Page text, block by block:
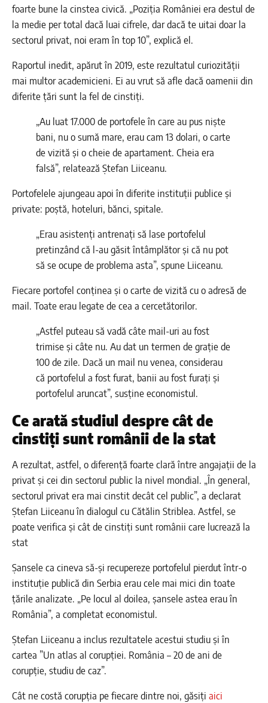
foarte bune la cinstea civică. „Poziția României era destul de
la medie per total dacă luai cifrele, dar dacă te uitai doar la
sectorul privat, noi eram în top 10”, explică el.
Raportul inedit, apărut în 2019, este rezultatul curiozității
mai multor academicieni. Ei au vrut să afle dacă oamenii din
diferite țări sunt la fel de cinstiți.
„Au luat 17.000 de portofele în care au pus niște
bani, nu o sumă mare, erau cam 13 dolari, o carte
de vizită și o cheie de apartament. Cheia era
falsă”, relatează Ștefan Liiceanu.
Portofelele ajungeau apoi în diferite instituții publice și
private: poștă, hoteluri, bănci, spitale.
„Erau asistenți antrenați să lase portofelul
pretinzând că l-au găsit întâmplător și că nu pot
să se ocupe de problema asta”, spune Liiceanu.
Fiecare portofel conținea și o carte de vizită cu o adresă de
mail. Toate erau legate de cea a cercetătorilor.
„Astfel puteau să vadă câte mail-uri au fost
trimise și câte nu. Au dat un termen de grație de
100 de zile. Dacă un mail nu venea, considerau
că portofelul a fost furat, banii au fost furați și
portofelul aruncat”, susține economistul.
Ce arată studiul despre cât de
cinstiți sunt românii de la stat
A rezultat, astfel, o diferență foarte clară între angajații de la
privat și cei din sectorul public la nivel mondial. „În general,
sectorul privat era mai cinstit decât cel public”, a declarat
Ștefan Liiceanu în dialogul cu Cătălin Striblea. Astfel, se
poate verifica și cât de cinstiți sunt românii care lucrează la
stat
Șansele ca cineva să-și recupereze portofelul pierdut într-o
instituție publică din Serbia erau cele mai mici din toate
țările analizate. „Pe locul al doilea, șansele astea erau în
România”, a completat economistul.
Ștefan Liiceanu a inclus rezultatele acestui studiu și în
cartea ”Un atlas al corupției. România – 20 de ani de
corupție, studiu de caz”.
Cât ne costă corupția pe fiecare dintre noi, găsiți aici